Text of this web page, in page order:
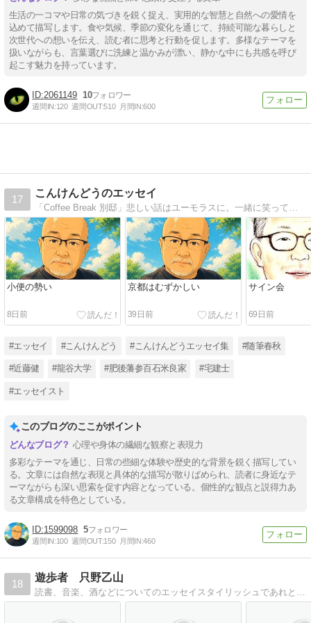
生活の一コマや日常の気づきを鋭く捉え、実用的な智慧と自然への愛情を
込めて描写します。食や気候、季節の変化を通じて、持続可能な暮らしと
次世代への想いを伝え、読む者に思考と行動を促します。多様なテーマを
扱いながらも、言葉選びに洗練と温かみが漂い、静かな中にも共感を呼び
起こす魅力を持っています。
2061149 10
週間IN:120 週間OUT:510 月間IN:600
17
こんけんどうのエッセイ
「Coffee Break 別邸」悲しい話はユーモラスに。一緒に笑ってもらえれば ^_^
小便の勢い
8日前
京都はむずかしい
39日前
サイン会
69日前
#エッセイ #こんけんどう #こんけんどうエッセイ集 #随筆春秋
#近藤健 #龍谷大学 #肥後藩参百石米良家 #宅建士
#エッセイスト
このブログのここがポイント
心理や身体の繊細な観察と表現力
多彩なテーマを通じ、日常の些細な体験や歴史的な背景を鋭く描写してい
る。文章には自然な表現と具体的な描写が散りばめられ、読者に身近なテ
ーマながらも深い思索を促す内容となっている。個性的な観点と説得力あ
る文章構成を特色としている。
1599098 5
週間IN:100 週間OUT:150 月間IN:460
18
遊歩者 只野乙山
読書、音楽、酒などについてのエッセイスタイリッシュであれという理想から離れていくことへのささやかなる抵抗の試み